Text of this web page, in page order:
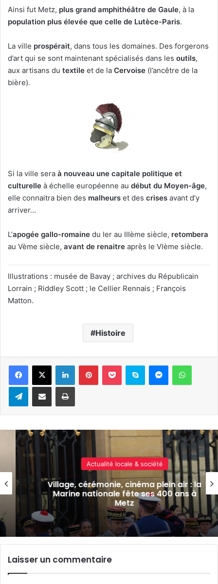
Ainsi fut Metz, plus grand amphithéâtre de Gaule, à la
population plus élevée que celle de Lutèce-Paris.
La ville prospérait, dans tous les domaines. Des forgerons
d’art qui se sont maintenant spécialisés dans les outils,
aux artisans du textile et de la Cervoise (l’ancêtre de la
bière).
Si la ville sera à nouveau une capitale politique et
culturelle à échelle européenne au début du Moyen-âge,
elle connaitra bien des malheurs et des crises avant d’y
arriver…
L’apogée gallo-romaine du Ier au IIIème siècle, retombera
au Vème siècle, avant de renaitre après le VIème siècle.
Illustrations : musée de Bavay ; archives du Républicain
Lorrain ; Riddley Scott ; le Cellier Rennais ; François
Matton.
Histoire
LinkedinPinterestPocket Skype Messenger
TelegramPartager par e-mail Imprimer
: la
à
Culture & spectacles
Cérémonies, conférences et
mémoriel pour la 1ère édition
Printemps des cimetières à
Laisser un commentaire